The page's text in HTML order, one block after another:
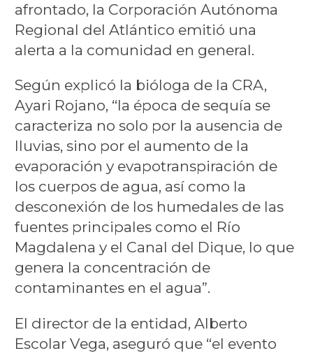
afrontado, la Corporación Autónoma
Regional del Atlántico emitió una
alerta a la comunidad en general.
Según explicó la bióloga de la CRA,
Ayari Rojano, “la época de sequía se
caracteriza no solo por la ausencia de
lluvias, sino por el aumento de la
evaporación y evapotranspiración de
los cuerpos de agua, así como la
desconexión de los humedales de las
fuentes principales como el Río
Magdalena y el Canal del Dique, lo que
genera la concentración de
contaminantes en el agua”.
El director de la entidad, Alberto
Escolar Vega, aseguró que “el evento